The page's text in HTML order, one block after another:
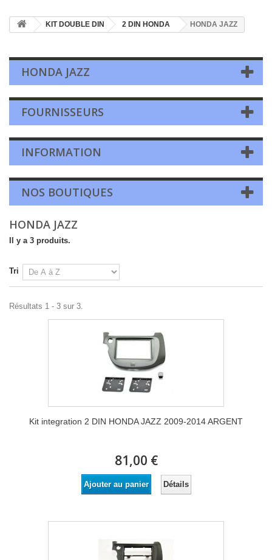
KIT DOUBLE DIN 2 DIN HONDA HONDA JAZZ
HONDA JAZZ
FOURNISSEURS
INFORMATION
NOS BOUTIQUES
HONDA JAZZ
Il y a 3 produits.
Tri
Résultats 1 - 3 sur 3.
Kit integration 2 DIN HONDA JAZZ 2009-2014 ARGENT
81,00 €
Ajouter au panier Détails